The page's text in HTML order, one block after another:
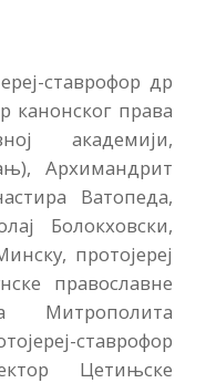
ставрофор др
канонског права
академији,
Архимандрит
Ватопеда,
Болокховски,
протојереј
православне
Митрополита
ставрофор
Цетињске